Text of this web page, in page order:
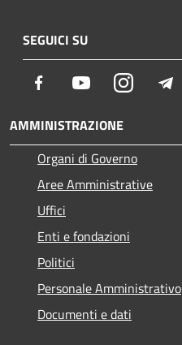
SEGUICI SU
Facebook YoutubeInstagram
AMMINISTRAZIONE
Organi di Governo
Aree Amministrative
Uffici
Enti e fondazioni
Politici
Personale Amministrativo
Documenti e dati